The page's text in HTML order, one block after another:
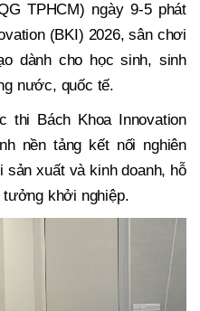
TPHCM) ngày 9-5 phát
(BKI) 2026, sân chơi
dành cho học sinh, sinh
nước, quốc tế.
thi Bách Khoa Innovation
nền tảng kết nối nghiên
xuất và kinh doanh, hỗ
khởi nghiệp.